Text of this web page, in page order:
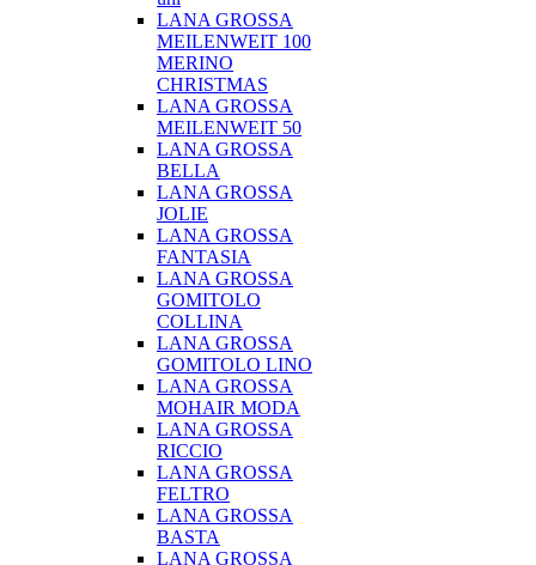
LANA GROSSA
MEILENWEIT 100
MERINO
CHRISTMAS
LANA GROSSA
MEILENWEIT 50
LANA GROSSA
BELLA
LANA GROSSA
JOLIE
LANA GROSSA
FANTASIA
LANA GROSSA
GOMITOLO
COLLINA
LANA GROSSA
GOMITOLO LINO
LANA GROSSA
MOHAIR MODA
LANA GROSSA
RICCIO
LANA GROSSA
FELTRO
LANA GROSSA
BASTA
LANA GROSSA